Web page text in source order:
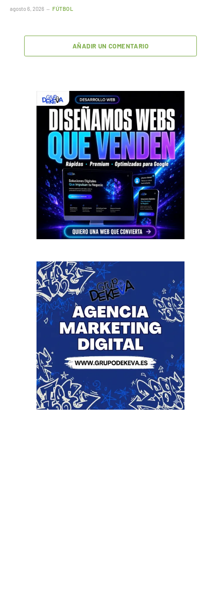
agosto 6, 2026 FÚTBOL
AÑADIR UN COMENTARIO